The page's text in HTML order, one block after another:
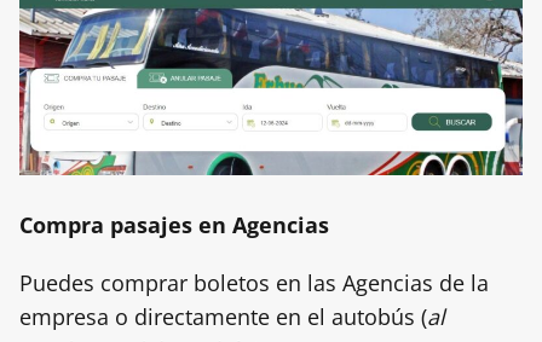
Compra pasajes en Agencias
Puedes comprar boletos en las Agencias de la
empresa o directamente en el autobús (al